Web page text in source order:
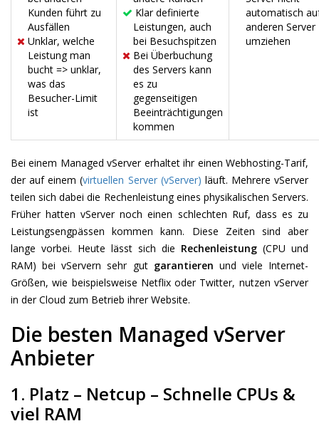
Kunden führt zu
Ausfällen
Unklar, welche
Leistung man
bucht => unklar,
was das
Besucher-Limit
ist
Klar definierte
Leistungen, auch
bei Besuchspitzen
Bei Überbuchung
des Servers kann
es zu
gegenseitigen
Beeinträchtigungen
kommen
automatisch
anderen Server
umziehen
Bei einem Managed vServer erhaltet ihr einen Webhosting-Tarif,
der auf einem (virtuellen Server (vServer) läuft. Mehrere vServer
teilen sich dabei die Rechenleistung eines physikalischen Servers.
Früher hatten vServer noch einen schlechten Ruf, dass es zu
Leistungsengpässen kommen kann. Diese Zeiten sind aber
lange vorbei. Heute lässt sich die Rechenleistung (CPU und
RAM) bei vServern sehr gut garantieren und viele Internet-
Größen, wie beispielsweise Netflix oder Twitter, nutzen vServer
in der Cloud zum Betrieb ihrer Website.
Die besten Managed vServer
Anbieter
1. Platz – Netcup – Schnelle CPUs &
viel RAM